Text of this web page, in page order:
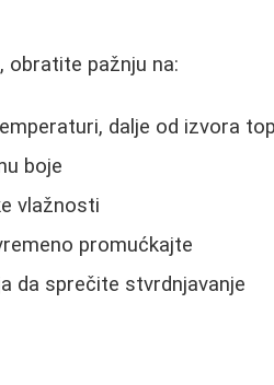
obratite pažnju na:
dalje od izvora
boje
vlažnosti
promućkajte
da sprečite stvrdnjavanje